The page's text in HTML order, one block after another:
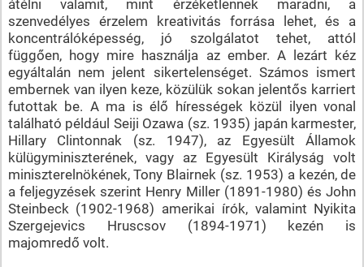
átélni valamit, mint érzéketlennek maradni, a
szenvedélyes érzelem kreativitás forrása lehet, és a
koncentrálóképesség, jó szolgálatot tehet, attól
függően, hogy mire használja az ember. A lezárt kéz
egyáltalán nem jelent sikertelenséget. Számos ismert
embernek van ilyen keze, közülük sokan jelentős karriert
futottak be. A ma is élő hírességek közül ilyen vonal
található például Seiji Ozawa (sz. 1935) japán karmester,
Hillary Clintonnak (sz. 1947), az Egyesült Államok
külügyminiszterének, vagy az Egyesült Királyság volt
miniszterelnökének, Tony Blairnek (sz. 1953) a kezén, de
a feljegyzések szerint Henry Miller (1891-1980) és John
Steinbeck (1902-1968) amerikai írók, valamint Nyikita
Szergejevics Hruscsov (1894-1971) kezén is
majomredő volt.